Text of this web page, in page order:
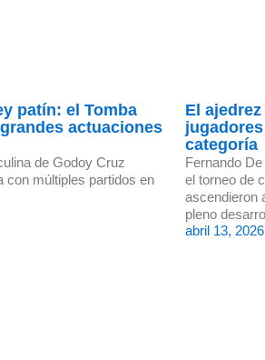
patín: el Tomba
actuaciones
de Godoy Cruz
con múltiples partidos en
El
categoría
Fernando
el torneo de
ascendieron
pleno
abril 13, 2026